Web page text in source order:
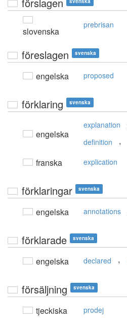
förslagen
slovenska
prebrisan
föreslagen svenska
engelska proposed
förklaring svenska
engelska
explanation
definition ,
franska explication
förklaringar svenska
engelska annotations
förklarade svenska
engelska declared ,
försäljning svenska
tjeckiska prodej